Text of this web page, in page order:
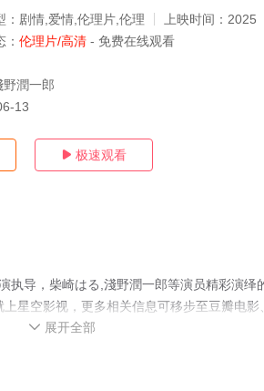
： 剧情,爱情,伦理片,伦理 上映时间： 2025
： 伦理片/高清 - 免费在线观看
野潤一郎
13
 极速观看
执导，柴崎はる,淺野潤一郎等演员精彩演绎
星空影视，更多相关信息可移步至豆瓣电影
 展开全部